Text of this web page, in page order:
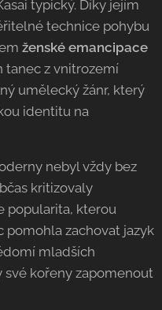
typický. Díky jejím
technice pohybu
ženské emancipace
tanec z vnitrozemí
umělecký žánr, který
identitu na
nebyl vždy bez
kritizovaly
popularita, kterou
pomohla zachovat jazyk
mladších
kořeny zapomenout